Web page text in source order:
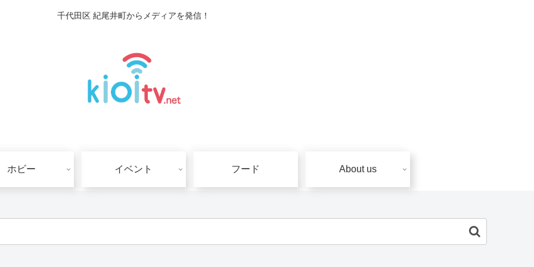
千代田区 紀尾井町からメディアを発信！
ホビー イベント フード About us